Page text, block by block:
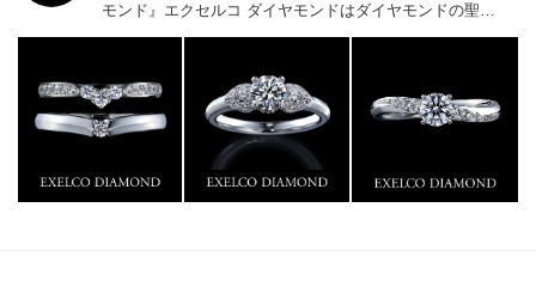
モンド』 エクセルコ ダイヤモンドはダイヤモンドの聖地
ベルギー発祥で200年以上の歴史がある真のカッターズ
門店としてリングのデザインや品質にもこだわっていま
す。おふたりに本物の輝きを一生身に着けていただきた
い想いで「ヴァージン・ダイヤモンド」「ハードプラチ
ナ」「保証内容」にこだわっています。